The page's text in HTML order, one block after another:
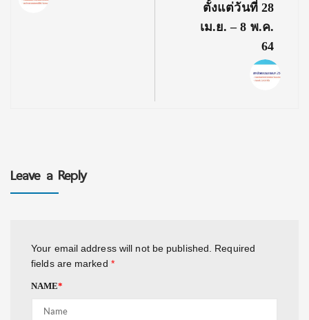
ตั้งแต่วันที่ 28
เม.ย. – 8 พ.ค.
64
Leave a Reply
Your email address will not be published.
Required
fields are marked *
NAME*